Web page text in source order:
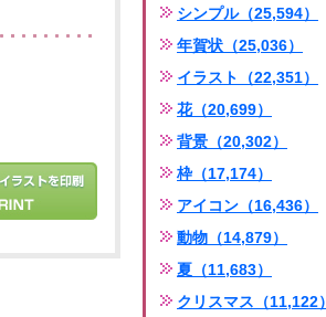
シンプル（25,594）
年賀状（25,036）
イラスト（22,351）
花（20,699）
背景（20,302）
枠（17,174）
アイコン（16,436）
動物（14,879）
夏（11,683）
クリスマス（11,122）